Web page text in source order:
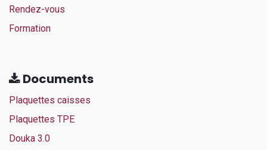
Rendez-vous
Formation
Documents
Plaquettes caisses
Plaquettes TPE
Douka 3.0